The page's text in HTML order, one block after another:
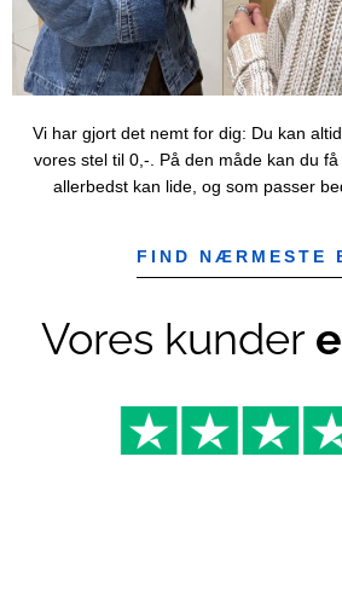
Vi har gjort det nemt for dig: Du kan
vores stel til 0,-. På den måde kan du
allerbedst kan lide, og som passer
FIND NÆRMESTE
Vores kunder